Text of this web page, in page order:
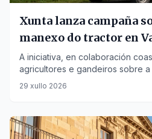
Xunta lanza campaña
manexo do tractor en
A iniciativa, en colaboración
agricultores e gandeiros sobre
maquinaria agrícola.
29 xullo 2026